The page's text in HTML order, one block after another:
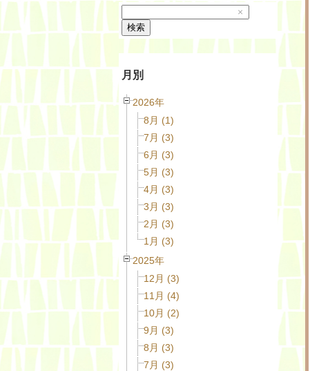
×
検索
月別
2026年
8月 (1)
7月 (3)
6月 (3)
5月 (3)
4月 (3)
3月 (3)
2月 (3)
1月 (3)
2025年
12月 (3)
11月 (4)
10月 (2)
9月 (3)
8月 (3)
7月 (3)